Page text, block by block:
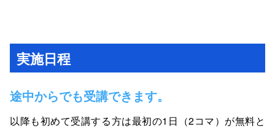
実施日程
途中からでも受講できます。
以降も初めて受講する方は最初の1日（2コマ）が無料と